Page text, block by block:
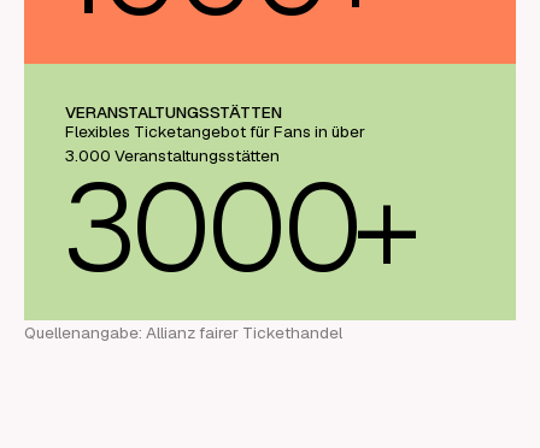
VERANSTALTUNGSSTÄTTEN
Flexibles Ticketangebot für Fans in über
3.000 Veranstaltungsstätten
3000+
Quellenangabe: Allianz fairer Tickethandel